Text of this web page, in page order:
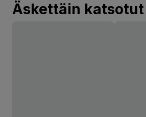
Äskettäin katsotut